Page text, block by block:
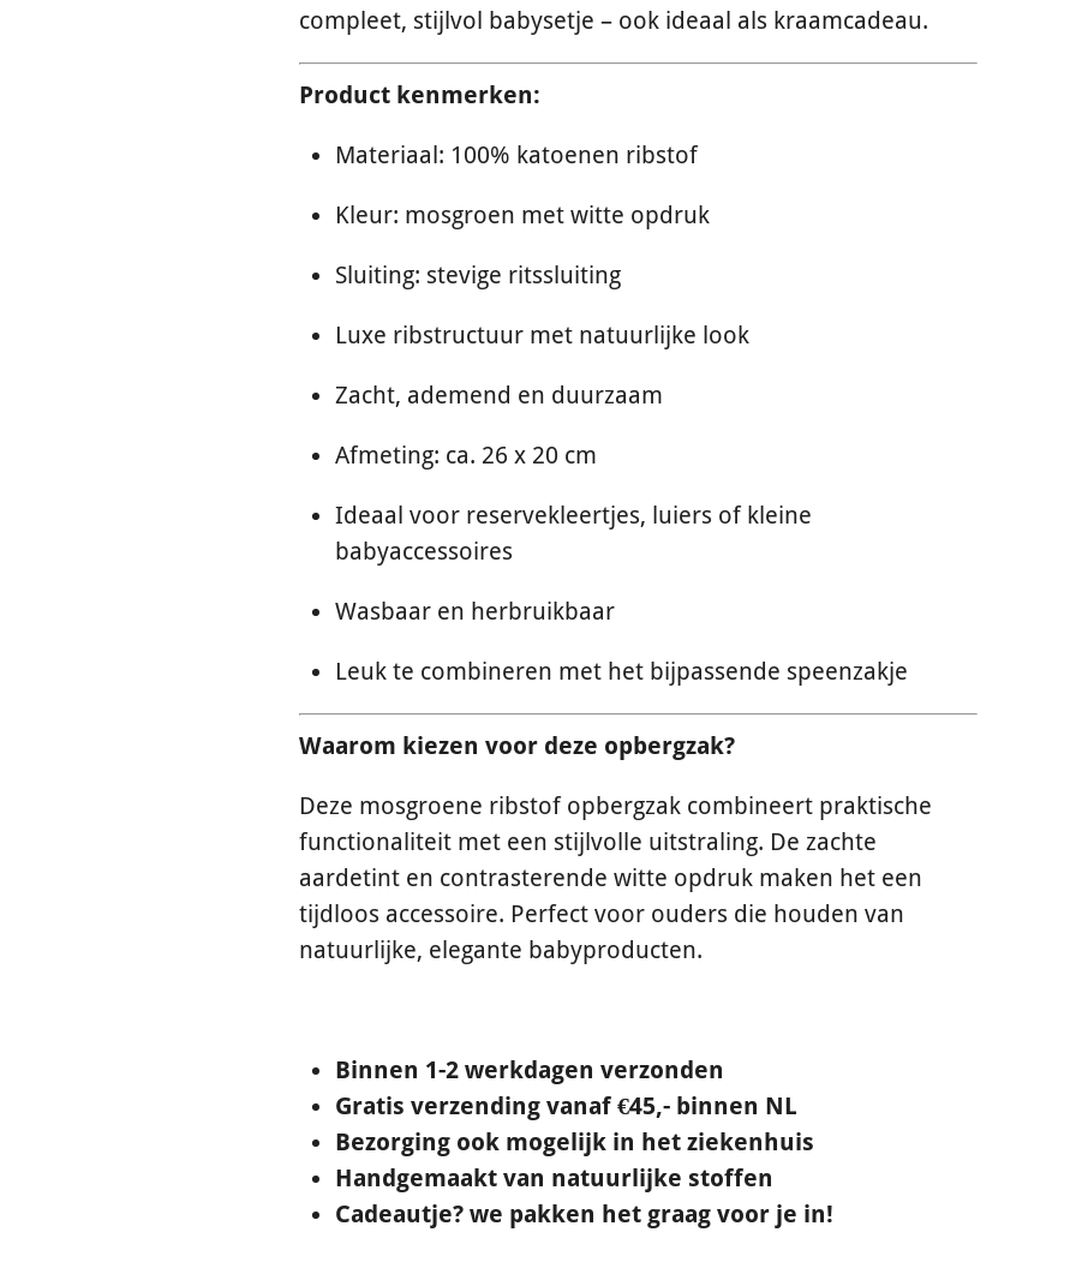
compleet, stijlvol babysetje – ook ideaal als kraamcadeau.
Product kenmerken:
Materiaal: 100% katoenen ribstof
Kleur: mosgroen met witte opdruk
Sluiting: stevige ritssluiting
Luxe ribstructuur met natuurlijke look
Zacht, ademend en duurzaam
Afmeting: ca. 26 x 20 cm
Ideaal voor reservekleertjes, luiers of kleine
babyaccessoires
Wasbaar en herbruikbaar
Leuk te combineren met het bijpassende speenzakje
Waarom kiezen voor deze opbergzak?
Deze mosgroene ribstof opbergzak combineert praktische
functionaliteit met een stijlvolle uitstraling. De zachte
aardetint en contrasterende witte opdruk maken het een
tijdloos accessoire. Perfect voor ouders die houden van
natuurlijke, elegante babyproducten.
Binnen 1-2 werkdagen verzonden
Gratis verzending vanaf €45,- binnen NL
Bezorging ook mogelijk in het ziekenhuis
Handgemaakt van natuurlijke stoffen
Cadeautje? we pakken het graag voor je in!